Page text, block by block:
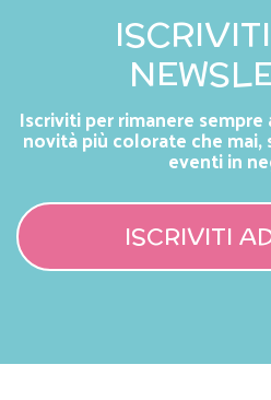
Iscriviti per rimanere
novità più colorate che
eventi in
ISCRIVITI